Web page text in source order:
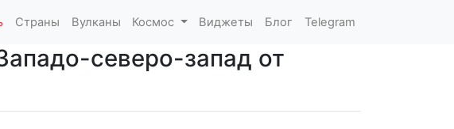
Страны Вулканы Космос Виджеты Блог Telegram
северо-запад от